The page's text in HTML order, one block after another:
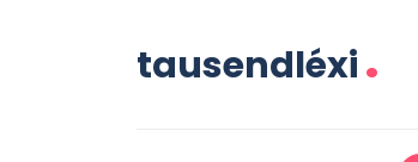
tausendléxi.